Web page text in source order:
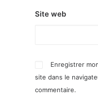
Site web
Enregistrer
site dans le
commentaire.